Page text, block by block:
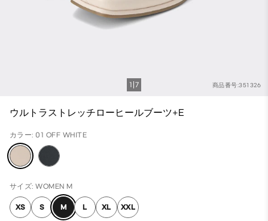
商品番号:351326
1 7
ウルトラストレッチローヒールブーツ+E
カラー: 01 OFF WHITE
サイズ: WOMEN M
XS S M L XL XXL